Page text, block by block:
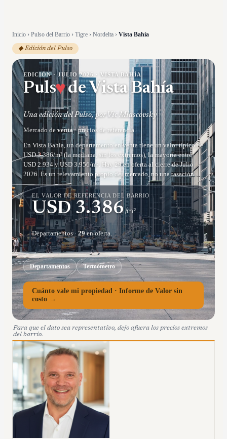
Inicio › Pulso del Barrio › Tigre › Nordelta › Vista Bahía
◆ Edición del Pulso
EDICIÓN ·JULIO 2026 VISTA BAHÍA
Puls♥deVista Bahía
Una edición del Pulso, por Vic Miascovsky
Mercado de venta· precios de referencia.
En Vista Bahía, un departamento en venta tiene un valor típico de
USD 3.386/m² (la mediana, sin los extremos), la mayoría entre
USD 2.934 y USD 3.956/m². Hay 29 en oferta al cierre de Julio
2026. Es un relevamiento propio del mercado, no una tasación.
EL VALOR DE REFERENCIA DEL BARRIO
USD 3.386/m²
Departamentos· 29en oferta.
Departamentos Termómetro
Cuánto vale mi propiedad · Informe de Valor sin
costo →
Para que el dato sea representativo, dejo afuera los precios extremos
del barrio.